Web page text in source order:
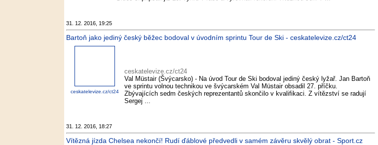
31. 12. 2016, 19:25
Bartoň jako jediný český běžec bodoval v úvodním sprintu Tour de Ski - ceskatelevize.cz/ct24
ceskatelevize.cz/ct24
ceskatelevize.cz/ct24
Val Müstair (Švýcarsko) - Na úvod Tour de Ski bodoval jediný český lyžař. Jan Bartoň
ve sprintu volnou technikou ve švýcarském Val Müstair obsadil 27. příčku.
Zbývajících sedm českých reprezentantů skončilo v kvalifikaci. Z vítězství se radují
Sergej ...
31. 12. 2016, 18:27
Vítězná jízda Chelsea nekončí! Rudí ďáblové předvedli v samém závěru skvělý obrat - Sport.cz